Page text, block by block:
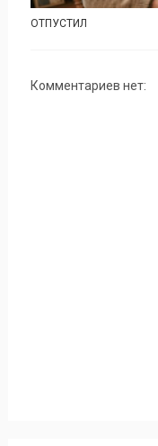
ОТПУСТИЛ
Комментариев нет: